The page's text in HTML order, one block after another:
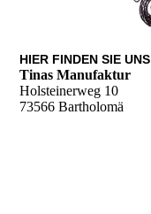
HIER FINDEN SIE UNS
Tinas Manufaktur
Holsteinerweg 10
73566 Bartholomä